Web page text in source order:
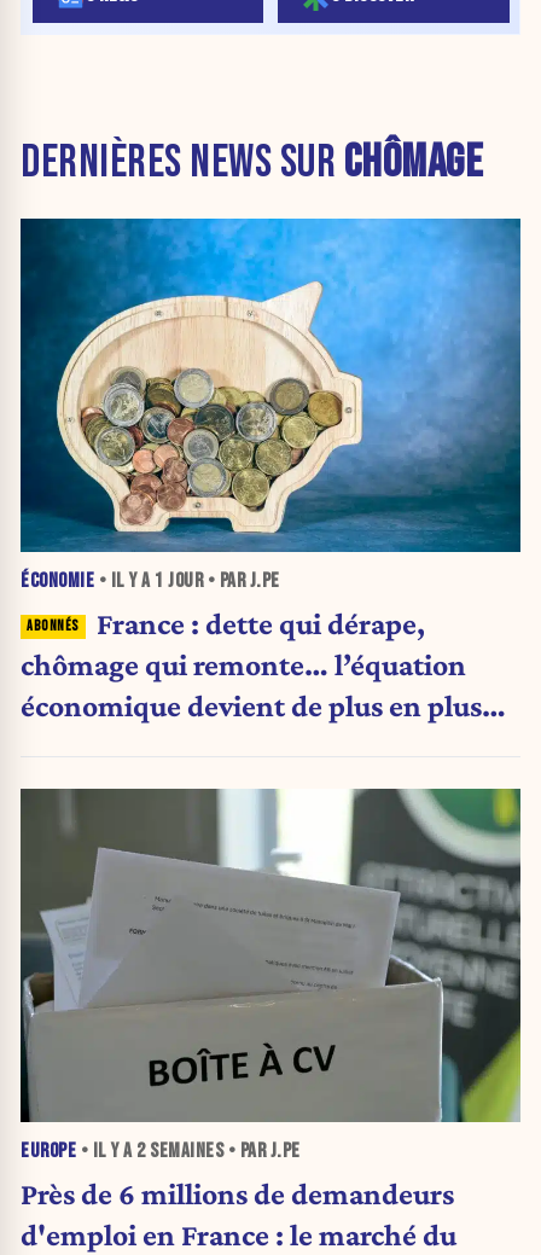
DERNIÈRES NEWS SUR CHÔMAGE
ÉCONOMIE • IL Y A 1 JOUR• PAR J.PE
France : dette qui dérape,
chômage qui remonte… l’équation
économique devient de plus en plus
EUROPE • IL Y A 2 SEMAINES• PAR J.PE
Près de 6 millions de demandeurs
d'emploi en France : le marché du